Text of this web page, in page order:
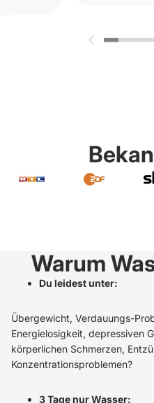
Warum
Du leidest unter:
Übergewicht, Verdauungs-
Energielosigkeit, depressiven
körperlichen Schmerzen,
Konzentrationsproblemen?
3 Tage nur Wasser: